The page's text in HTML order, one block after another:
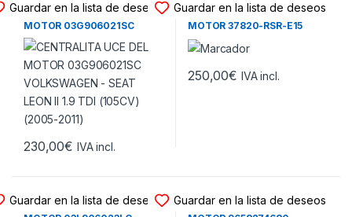
Guardar en la lista de deseos
CENTRALITA UCE DEL
MOTOR 03G906021SC
VOLKSWAGEN – SEAT LEON
II 1.9 TDI (105CV) (2005-
2011)
230,00€ IVA incl.
Guardar en la lista de deseos
CENTRALITA UCE DEL
MOTOR 37820-RSR-E15
HONDA CIVIC VIII 2.2 CDTI
(2006-2011)
250,00€ IVA incl.
Guardar en la lista de deseos
CENTRALITA UCE DEL
Guardar en la lista de deseos
CENTRALITA UCE DEL